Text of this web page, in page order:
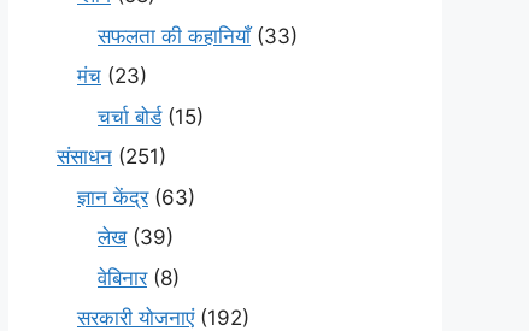
सफलता की कहानियाँ(33)
मंच (23)
चर्चा बोर्ड(15)
संसाधन (251)
ज्ञान केंद्र(63)
लेख(39)
वेबिनार(8)
सरकारी योजनाएं(192)